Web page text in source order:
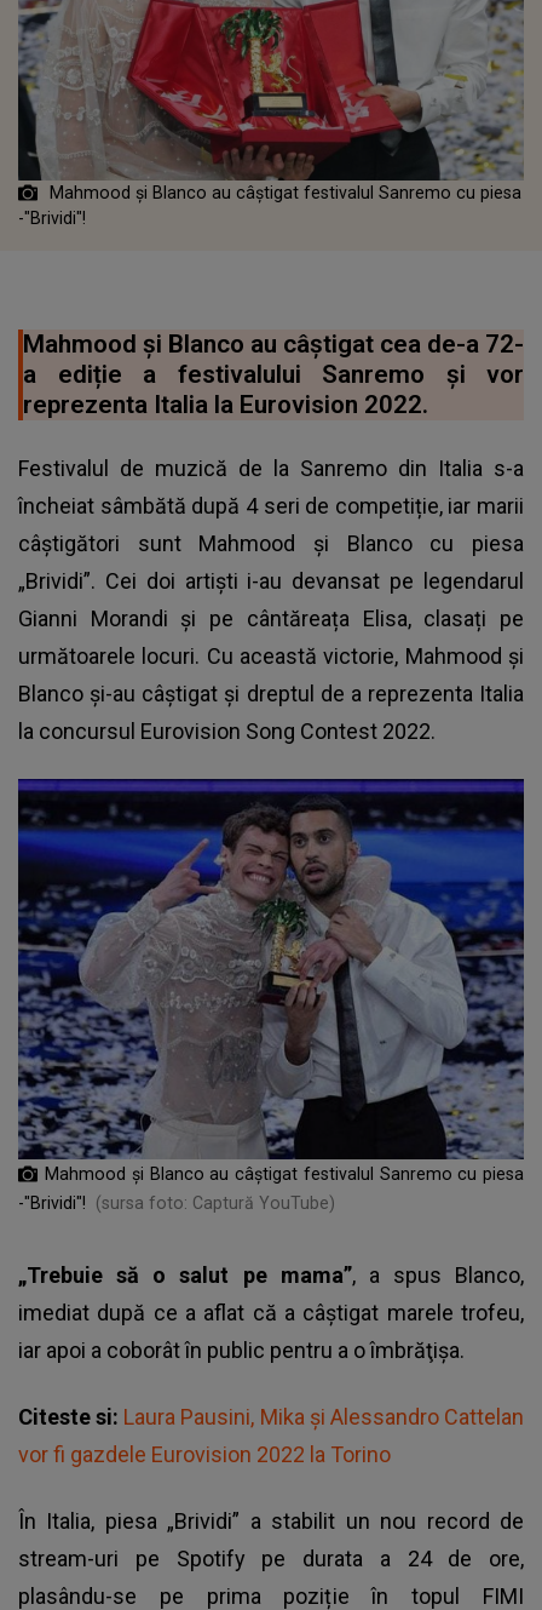
Mahmood și Blanco au câștigat festivalul Sanremo cu piesa
-"Brividi"!
Mahmood și Blanco au câștigat cea de-a 72-
a ediție a festivalului Sanremo și vor
reprezenta Italia la Eurovision 2022.
Festivalul de muzică de la Sanremo din Italia s-a
încheiat sâmbătă după 4 seri de competiție, iar marii
câștigători sunt Mahmood și Blanco cu piesa
„Brividi”. Cei doi artiști i-au devansat pe legendarul
Gianni Morandi și pe cântăreața Elisa, clasați pe
următoarele locuri. Cu această victorie, Mahmood și
Blanco și-au câștigat și dreptul de a reprezenta Italia
la concursul Eurovision Song Contest 2022.
Mahmood și Blanco au câștigat festivalul Sanremo cu piesa
-"Brividi"!
(sursa foto: Captură YouTube)
„Trebuie să o salut pe mama”, a spus Blanco,
imediat după ce a aflat că a câștigat marele trofeu,
iar apoi a coborât în public pentru a o îmbrăţişa.
Citeste si: Laura Pausini, Mika și Alessandro Cattelan
vor fi gazdele Eurovision 2022 la Torino
În Italia, piesa „Brividi” a stabilit un nou record de
stream-uri pe Spotify pe durata a 24 de ore,
plasându-se pe prima poziție în topul FIMI